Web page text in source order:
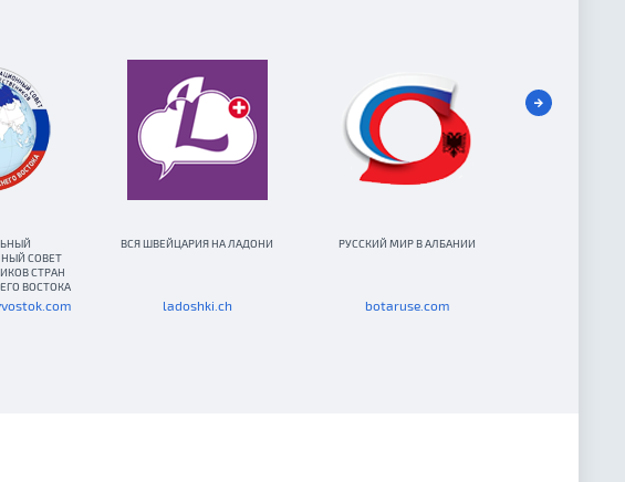
СОВЕТ
СТРАН
ВОСТОКА
ВСЯ ШВЕЙЦАРИЯ НА ЛАДОНИ
ladoshki.ch
РУССКИЙ МИР В АЛБАНИИ
botaruse.com